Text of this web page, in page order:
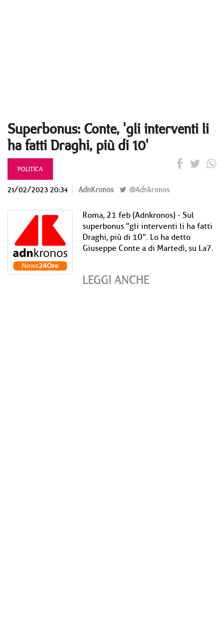
Superbonus: Conte, 'gli interventi li
ha fatti Draghi, più di 10'
POLITICA
21/02/2023 20:34 AdnKronos @Adnkronos
Roma, 21 feb (Adnkronos) - Sul
superbonus "gli interventi li ha fatti
Draghi, più di 10". Lo ha detto
Giuseppe Conte a di Martedì, su La7.
LEGGI ANCHE